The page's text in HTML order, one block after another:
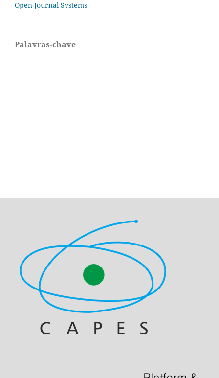
Open Journal Systems
Palavras-chave